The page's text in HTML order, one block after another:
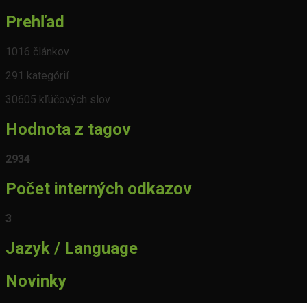
Prehľad
1016 článkov
291 kategórií
30605 kľúčových slov
Hodnota z tagov
2934
Počet interných odkazov
3
Jazyk / Language
Novinky